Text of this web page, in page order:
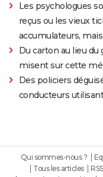
Les psychologues
reçus ou les vieux
accumulateurs,
Du carton au lieu du
misent sur cette
Des policiers
conducteurs
Qui sommes-nous ?
Tous les articles
RSS